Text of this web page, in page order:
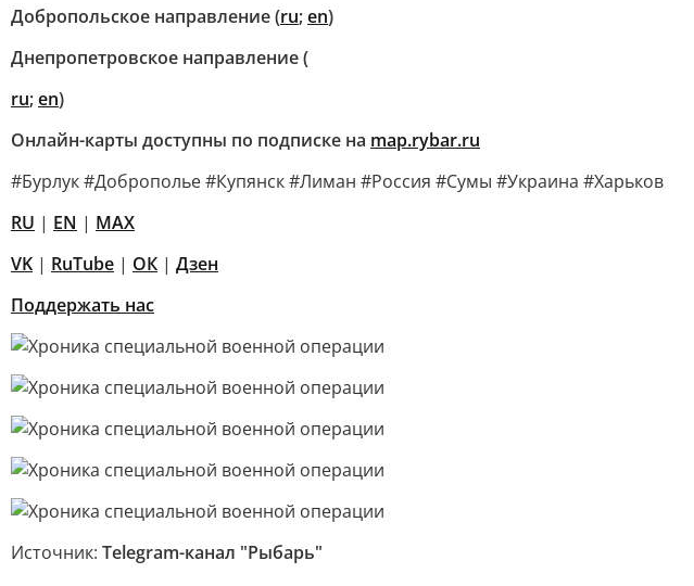
Добропольское направление (ru;en)
Днепропетровское направление (
ru;en)
Онлайн-карты доступны по подписке на map.rybar.ru
#Бурлук #Доброполье #Купянск #Лиман #Россия #Сумы #Украина #Харьков
RU | EN | MAX
VK | RuTube | ОК | Дзен
Поддержать нас
Источник: Telegram-канал "Рыбарь"